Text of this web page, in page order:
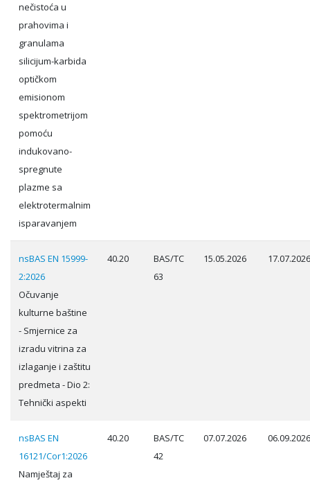
nečistoća u
prahovima i
granulama
silicijum-karbida
optičkom
emisionom
spektrometrijom
pomoću
indukovano-
spregnute
plazme sa
elektrotermalnim
isparavanjem
nsBAS EN 15999-
2:2026
Očuvanje
kulturne baštine
- Smjernice za
izradu vitrina za
izlaganje i zaštitu
predmeta - Dio 2:
Tehnički aspekti
40.20
BAS/TC
63
15.05.2026 17.07.2026
nsBAS EN
16121/Cor1:2026
Namještaj za
40.20
BAS/TC
42
07.07.2026 06.09.2026